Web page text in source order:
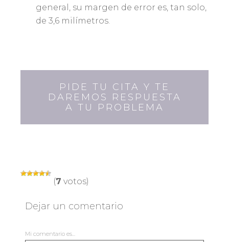
general, su margen de error es, tan solo,
de 3,6 milímetros.
PIDE TU CITA Y TE
DAREMOS RESPUESTA
A TU PROBLEMA
(7 votos)
Dejar un comentario
Mi comentario es...